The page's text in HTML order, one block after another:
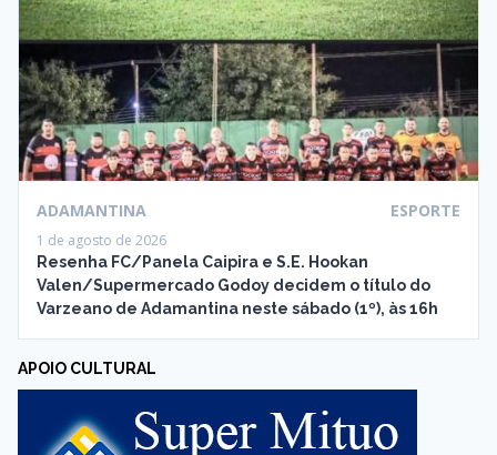
ADAMANTINA ESPORTE
1 de agosto de 2026
Resenha FC/Panela Caipira e S.E. Hookan
Valen/Supermercado Godoy decidem o título do
Varzeano de Adamantina neste sábado (1º), às 16h
APOIO CULTURAL